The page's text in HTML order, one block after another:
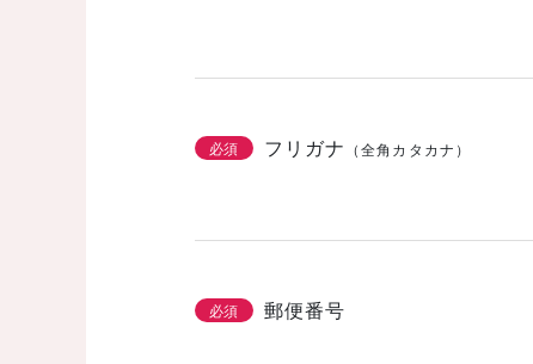
必須 フリガナ （全角カタカナ）
必須 郵便番号